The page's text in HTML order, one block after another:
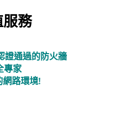
務
證通過的防火牆
專家
路環境!